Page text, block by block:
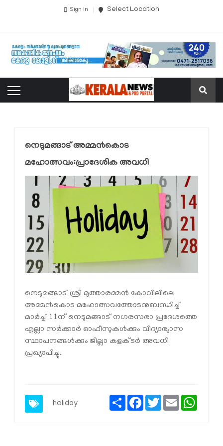
Sign In Select Location
നെടുമങ്ങാട് അമ്മ൯കൊട
മഹോത്സവം:പ്രാദേശിക അവധി
നെടുമങ്ങാട് ശ്രീ മുത്താരമ്മന്‍ കോവിലിലെ
അമ്മ൯കൊട മഹോത്സവത്തോടനുബന്ധിച്ച്
മാര്‍ച്ച് 11ന് നെടുമങ്ങാട് നഗരസഭാ പ്രദേശത്തെ
എല്ലാ സര്‍ക്കാര്‍ ഓഫീസുകള്‍ക്കും വിദ്യാഭ്യാസ
സ്ഥാപനങ്ങള്‍ക്കും ജില്ലാ കളക്ടര്‍ അവധി
പ്രഖ്യാപിച്ചു.
holiday
ShareFacebook
TwitterEmail